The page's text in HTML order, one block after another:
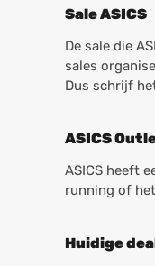
Sale ASICS
De sale die
sales
Dus schrijf
ASICS
ASICS heeft
running of
Huidige